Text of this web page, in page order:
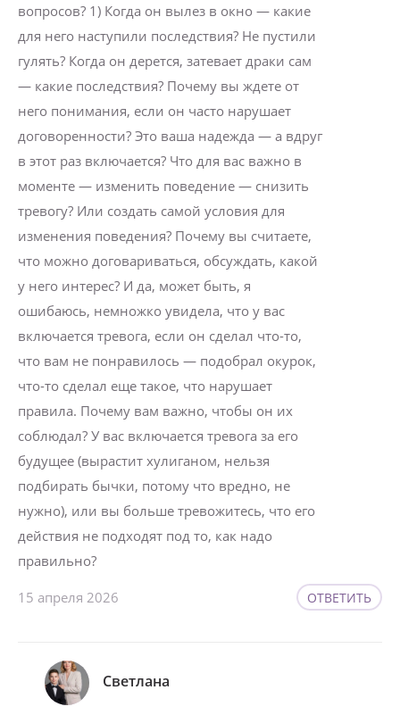
вопросов? 1) Когда он вылез в окно — какие
для него наступили последствия? Не пустили
гулять? Когда он дерется, затевает драки сам
— какие последствия? Почему вы ждете от
него понимания, если он часто нарушает
договоренности? Это ваша надежда — а вдруг
в этот раз включается? Что для вас важно в
моменте — изменить поведение — снизить
тревогу? Или создать самой условия для
изменения поведения? Почему вы считаете,
что можно договариваться, обсуждать, какой
у него интерес? И да, может быть, я
ошибаюсь, немножко увидела, что у вас
включается тревога, если он сделал что-то,
что вам не понравилось — подобрал окурок,
что-то сделал еще такое, что нарушает
правила. Почему вам важно, чтобы он их
соблюдал? У вас включается тревога за его
будущее (вырастит хулиганом, нельзя
подбирать бычки, потому что вредно, не
нужно), или вы больше тревожитесь, что его
действия не подходят под то, как надо
правильно?
15 апреля 2026 ОТВЕТИТЬ
Светлана